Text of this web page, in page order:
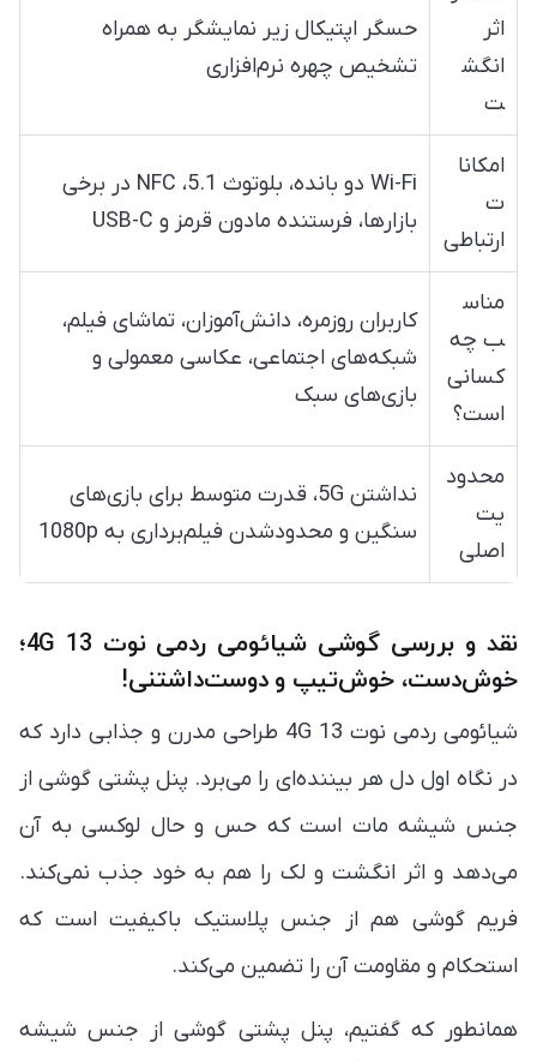
اثر
انگش
ت
حسگر اپتیکال زیر نمایشگر به همراه
تشخیص چهره نرم‌افزاری
امکانا
ت
ارتباطی
Wi-Fi دو بانده، بلوتوث 5.1، NFC در برخی
بازارها، فرستنده مادون قرمز و USB-C
مناس
ب چه
کسانی
است؟
کاربران روزمره، دانش‌آموزان، تماشای فیلم،
شبکه‌های اجتماعی، عکاسی معمولی و
بازی‌های سبک
محدود
یت
اصلی
نداشتن 5G، قدرت متوسط برای بازی‌های
سنگین و محدودشدن فیلم‌برداری به 1080p
نقد و بررسی گوشی شیائومی ردمی نوت 13 4G؛
خوش‌دست، خوش‌تیپ و دوست‌داشتنی!
شیائومی ردمی نوت 13 4G طراحی مدرن و جذابی دارد که
در نگاه اول دل هر بیننده‌ای را می‌برد. پنل پشتی گوشی از
جنس شیشه مات است که حس و حال لوکسی به آن
می‌دهد و اثر انگشت و لک را هم به خود جذب نمی‌کند.
فریم گوشی هم از جنس پلاستیک باکیفیت است که
استحکام و مقاومت آن را تضمین می‌کند.
همانطور که گفتیم، پنل پشتی گوشی از جنس شیشه